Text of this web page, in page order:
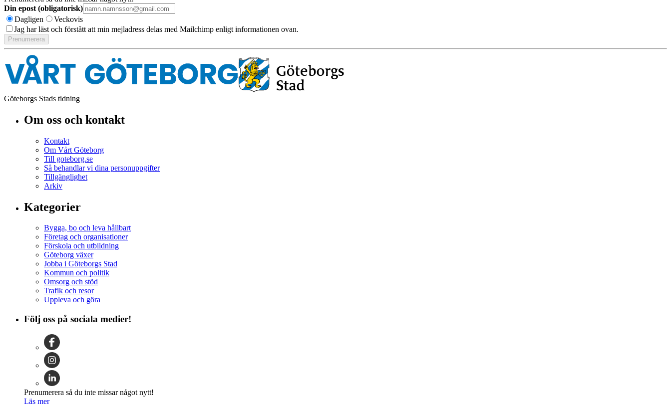
Din epost (obligatorisk)
Dagligen
Veckovis
Jag har läst och förstått att min mejladress delas med Mailchimp enligt informationen ovan.
Göteborgs Stads tidning
Om oss och kontakt
Kontakt
Om Vårt Göteborg
Till goteborg.se
Så behandlar vi dina personuppgifter
Tillgänglighet
Arkiv
Kategorier
Bygga, bo och leva hållbart
Företag och organisationer
Förskola och utbildning
Göteborg växer
Jobba i Göteborgs Stad
Kommun och politik
Omsorg och stöd
Trafik och resor
Uppleva och göra
Följ oss på sociala medier!
Prenumerera så du inte missar något nytt!
Läs mer